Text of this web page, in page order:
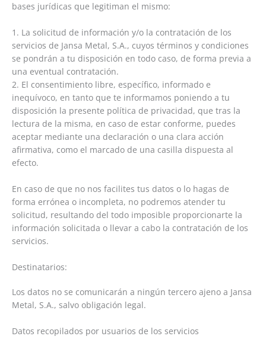
bases jurídicas que legitiman el mismo:
1. La solicitud de información y/o la contratación de los
servicios de Jansa Metal, S.A., cuyos términos y condiciones
se pondrán a tu disposición en todo caso, de forma previa a
una eventual contratación.
2. El consentimiento libre, específico, informado e
inequívoco, en tanto que te informamos poniendo a tu
disposición la presente política de privacidad, que tras la
lectura de la misma, en caso de estar conforme, puedes
aceptar mediante una declaración o una clara acción
afirmativa, como el marcado de una casilla dispuesta al
efecto.
En caso de que no nos facilites tus datos o lo hagas de
forma errónea o incompleta, no podremos atender tu
solicitud, resultando del todo imposible proporcionarte la
información solicitada o llevar a cabo la contratación de los
servicios.
Destinatarios:
Los datos no se comunicarán a ningún tercero ajeno a Jansa
Metal, S.A., salvo obligación legal.
Datos recopilados por usuarios de los servicios